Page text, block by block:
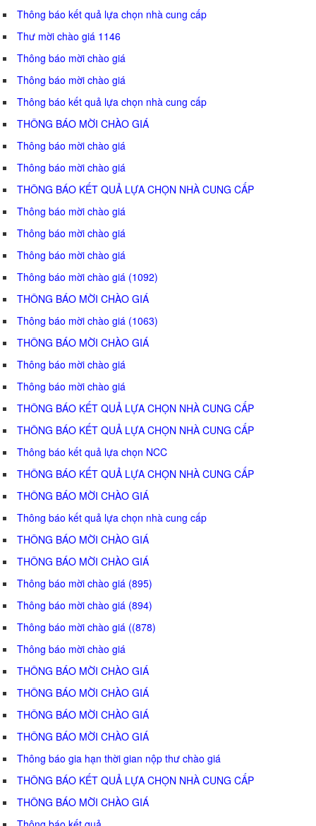
Thông báo kết quả lựa chọn nhà cung cấp
Thư mời chào giá 1146
Thông báo mời chào giá
Thông báo mời chào giá
Thông báo kết quả lựa chọn nhà cung cấp
THÔNG BÁO MỜI CHÀO GIÁ
Thông báo mời chào giá
Thông báo mời chào giá
THÔNG BÁO KẾT QUẢ LỰA CHỌN NHÀ CUNG CẤP
Thông báo mời chào giá
Thông báo mời chào giá
Thông báo mời chào giá
Thông báo mời chào giá (1092)
THÔNG BÁO MỜI CHÀO GIÁ
Thông báo mời chào giá (1063)
THÔNG BÁO MỜI CHÀO GIÁ
Thông báo mời chào giá
Thông báo mời chào giá
THÔNG BÁO KẾT QUẢ LỰA CHỌN NHÀ CUNG CẤP
THÔNG BÁO KẾT QUẢ LỰA CHỌN NHÀ CUNG CẤP
Thông báo kết quả lựa chọn NCC
THÔNG BÁO KẾT QUẢ LỰA CHỌN NHÀ CUNG CẤP
THÔNG BÁO MỜI CHÀO GIÁ
Thông báo kết quả lựa chọn nhà cung cấp
THÔNG BÁO MỜI CHÀO GIÁ
THÔNG BÁO MỜI CHÀO GIÁ
Thông báo mời chào giá (895)
Thông báo mời chào giá (894)
Thông báo mời chào giá ((878)
Thông báo mời chào giá
THÔNG BÁO MỜI CHÀO GIÁ
THÔNG BÁO MỜI CHÀO GIÁ
THÔNG BÁO MỜI CHÀO GIÁ
THÔNG BÁO MỜI CHÀO GIÁ
Thông báo gia hạn thời gian nộp thư chào giá
THÔNG BÁO KẾT QUẢ LỰA CHỌN NHÀ CUNG CẤP
THÔNG BÁO MỜI CHÀO GIÁ